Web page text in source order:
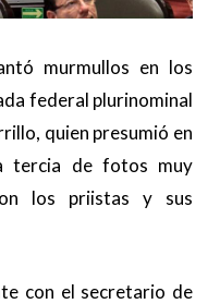
murmullos en los
federal plurinominal
quien presumió en
tercia de fotos muy
los priistas y sus
con el secretario de